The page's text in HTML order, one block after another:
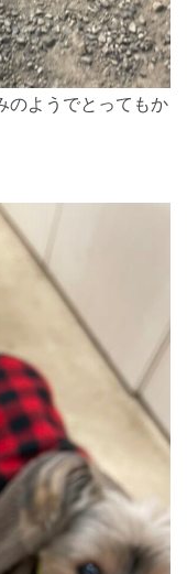
のようでとってもか